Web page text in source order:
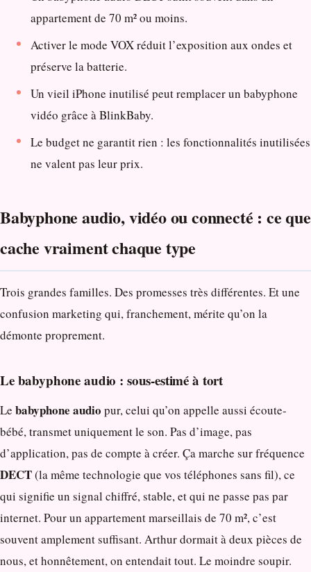
appartement de 70 m² ou moins.
Activer le mode VOX réduit l’exposition aux ondes et
préserve la batterie.
Un vieil iPhone inutilisé peut remplacer un babyphone
vidéo grâce à BlinkBaby.
Le budget ne garantit rien : les fonctionnalités inutilisées
ne valent pas leur prix.
Babyphone audio, vidéo ou connecté : ce que
cache vraiment chaque type
Trois grandes familles. Des promesses très différentes. Et une
confusion marketing qui, franchement, mérite qu’on la
démonte proprement.
Le babyphone audio : sous-estimé à tort
Le babyphone audio pur, celui qu’on appelle aussi écoute-
bébé, transmet uniquement le son. Pas d’image, pas
d’application, pas de compte à créer. Ça marche sur fréquence
DECT(la même technologie que vos téléphones sans fil), ce
qui signifie un signal chiffré, stable, et qui ne passe pas par
internet. Pour un appartement marseillais de 70 m², c’est
souvent amplement suffisant. Arthur dormait à deux pièces de
nous, et honnêtement, on entendait tout. Le moindre soupir.